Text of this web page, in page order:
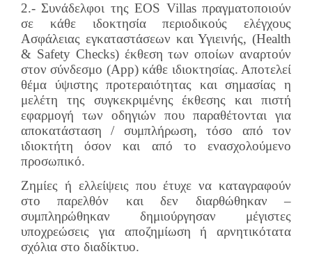
2.- Συνάδελφοι της EOS Villas πραγματοποιούν
σε κάθε ιδοκτησία περιοδικούς ελέγχους
Ασφάλειας εγκαταστάσεων και Υγιεινής, (Ηealth
& Safety Checks) έκθεση των οποίων αναρτούν
στον σύνδεσμο (App) κάθε ιδιοκτησίας. Αποτελεί
θέμα ύψιστης προτεραιότητας και σημασίας η
μελέτη της συγκεκριμένης έκθεσης και πιστή
εφαρμογή των οδηγιών που παραθέτονται για
αποκατάσταση / συμπλήρωση, τόσο από τον
ιδιοκτήτη όσον και από το ενασχολούμενο
προσωπικό.
Ζημίες ή ελλείψεις που έτυχε να καταγραφούν
στο παρελθόν και δεν διαρθώθηκαν –
συμπληρώθηκαν δημιούργησαν μέγιστες
υποχρεώσεις για αποζημίωση ή αρνητικότατα
σχόλια στο διαδίκτυο.